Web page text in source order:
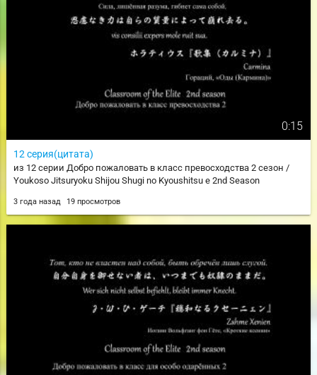
0:15
12 серия(цитата)
из 12 серии Добро пожаловать в класс превосходства 2 сезон /
Youkoso Jitsuryoku Shijou Shugi no Kyoushitsu e 2nd Season
3 года назад 19 просмотров